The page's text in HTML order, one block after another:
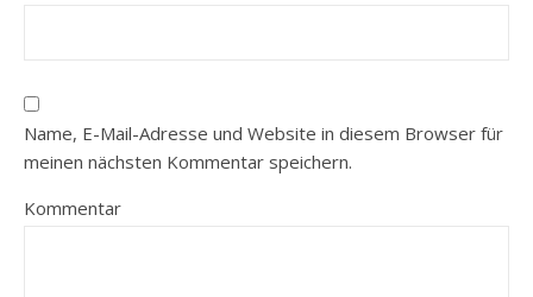
Name, E-Mail-Adresse und Website in diesem Browser für
meinen nächsten Kommentar speichern.
Kommentar